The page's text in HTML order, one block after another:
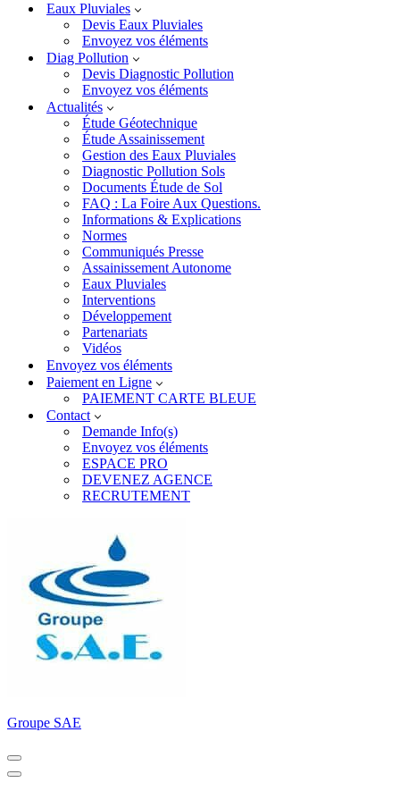
Eaux Pluviales
Devis Eaux Pluviales
Envoyez vos éléments
Diag Pollution
Devis Diagnostic Pollution
Envoyez vos éléments
Actualités
Étude Géotechnique
Étude Assainissement
Gestion des Eaux Pluviales
Diagnostic Pollution Sols
Documents Étude de Sol
FAQ : La Foire Aux Questions.
Informations & Explications
Normes
Communiqués Presse
Assainissement Autonome
Eaux Pluviales
Interventions
Développement
Partenariats
Vidéos
Envoyez vos éléments
Paiement en Ligne
PAIEMENT CARTE BLEUE
Contact
Demande Info(s)
Envoyez vos éléments
ESPACE PRO
DEVENEZ AGENCE
RECRUTEMENT
Groupe SAE
Menu
de
Menu